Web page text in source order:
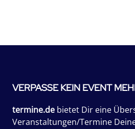
VERPASSE KEIN EVENT
termine.de bietet Dir eine
Veranstaltungen/Termine